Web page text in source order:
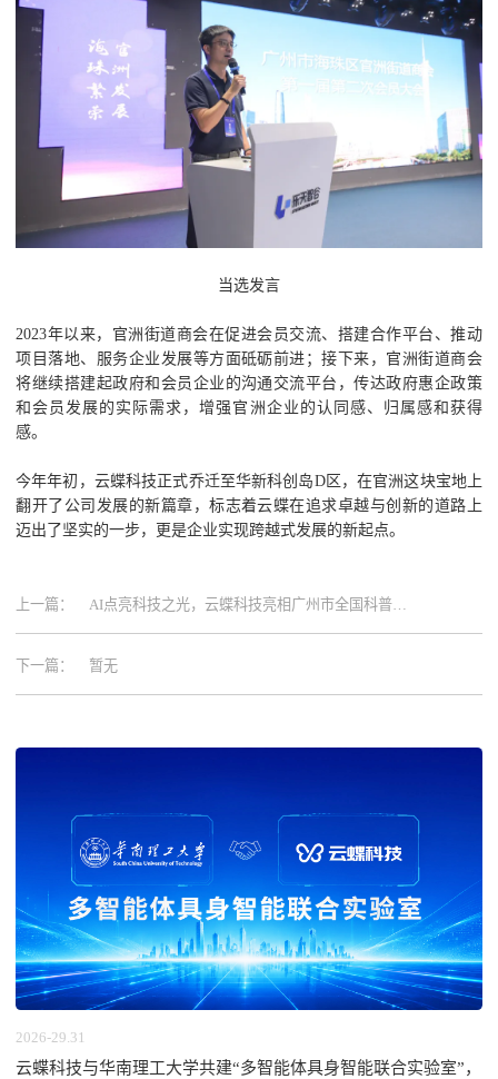
当选发言
2023年以来，官洲街道商会在促进会员交流、搭建合作平台、推动
项目落地、服务企业发展等方面砥砺前进；接下来，官洲街道商会
将继续搭建起政府和会员企业的沟通交流平台，传达政府惠企政策
和会员发展的实际需求，增强官洲企业的认同感、归属感和获得
感。
今年年初，云蝶科技正式乔迁至华新科创岛D区，在官洲这块宝地上
翻开了公司发展的新篇章，标志着云蝶在追求卓越与创新的道路上
迈出了坚实的一步，更是企业实现跨越式发展的新起点。
上一篇：
AI点亮科技之光，云蝶科技亮相广州市全国科普日
主会场
下一篇： 暂无
2026-29.31
云蝶科技与华南理工大学共建“多智能体具身智能联合实验室”，